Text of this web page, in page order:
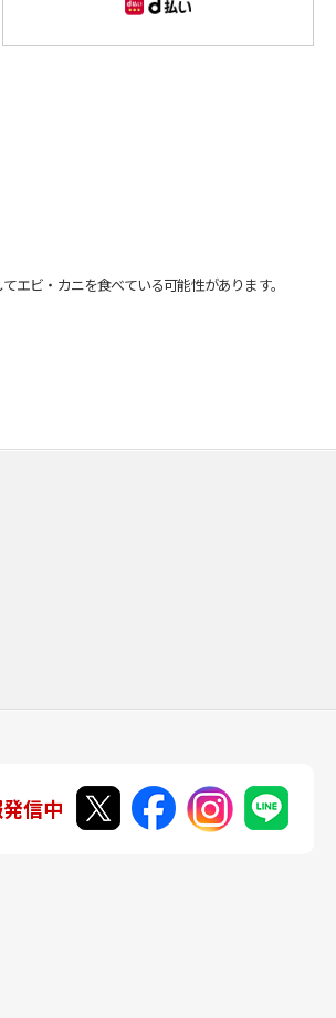
ビ・カニを食べている可能性があります。
信中